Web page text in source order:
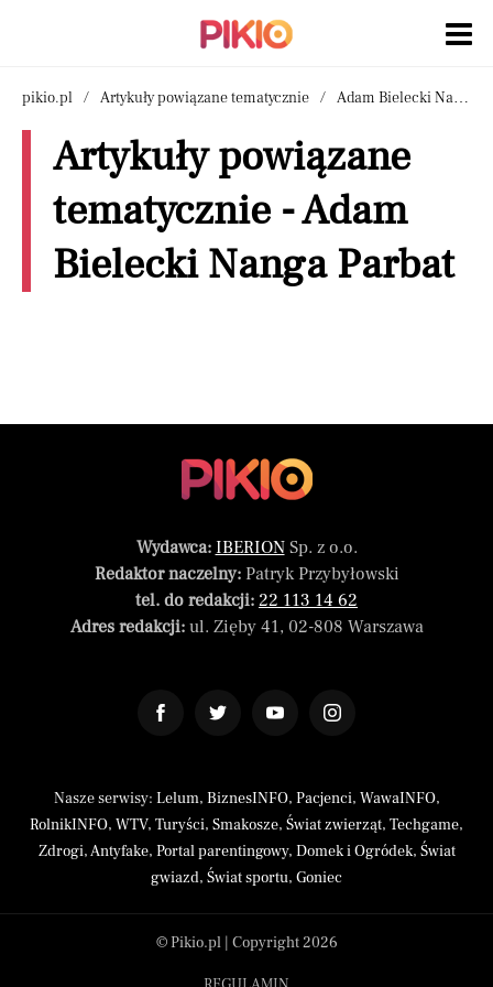
pikio.pl Artykuły powiązane tematycznie Adam Bielecki Nanga Parbat
Artykuły powiązane
tematycznie - Adam
Bielecki Nanga Parbat
Wydawca: IBERIONSp. z o.o.
Redaktor naczelny:Patryk Przybyłowski
tel. do redakcji: 22 113 14 62
Adres redakcji:ul. Zięby 41, 02-808 Warszawa
Nasze serwisy: Lelum, BiznesINFO, Pacjenci, WawaINFO,
RolnikINFO, WTV, Turyści, Smakosze, Świat zwierząt, Techgame,
Zdrogi,Antyfake, Portal parentingowy, Domek i Ogródek, Świat
gwiazd, Świat sportu, Goniec
© Pikio.pl | Copyright 2026